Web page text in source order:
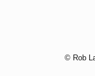
© Rob